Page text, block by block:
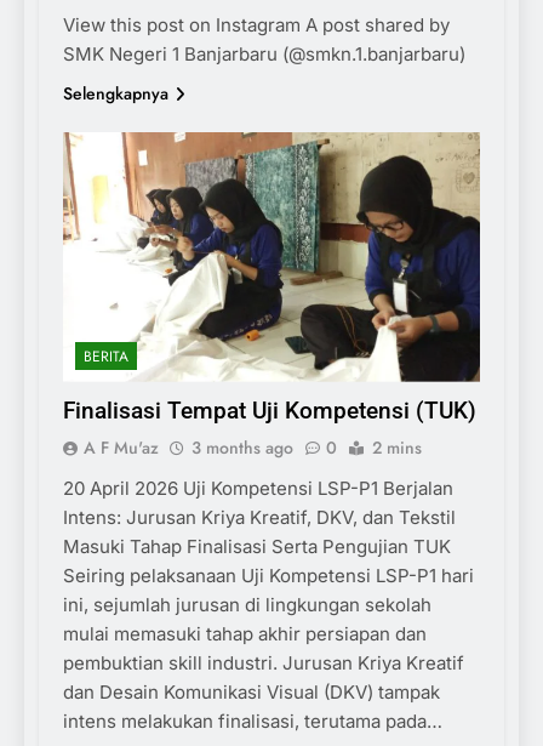
View this post on Instagram A post shared by
SMK Negeri 1 Banjarbaru (@smkn.1.banjarbaru)
Selengkapnya
BERITA
Finalisasi Tempat Uji Kompetensi (TUK)
A F Mu'az 3 months ago 0 2 mins
20 April 2026 Uji Kompetensi LSP-P1 Berjalan
Intens: Jurusan Kriya Kreatif, DKV, dan Tekstil
Masuki Tahap Finalisasi Serta Pengujian TUK
Seiring pelaksanaan Uji Kompetensi LSP-P1 hari
ini, sejumlah jurusan di lingkungan sekolah
mulai memasuki tahap akhir persiapan dan
pembuktian skill industri. Jurusan Kriya Kreatif
dan Desain Komunikasi Visual (DKV) tampak
intens melakukan finalisasi, terutama pada…